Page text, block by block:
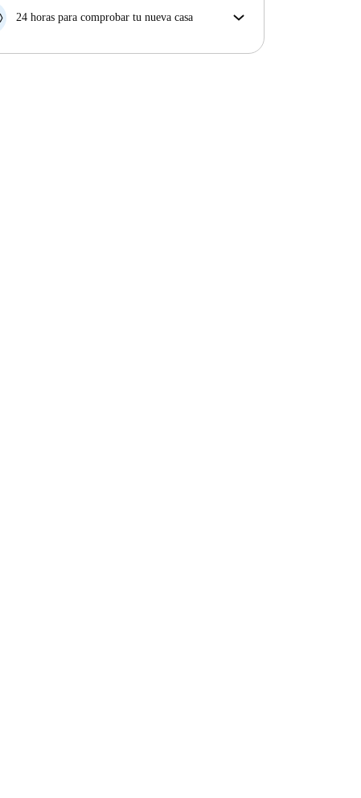
horas previas a la fecha de entrada, Spotahome A) te
el hotel hasta que encuentres nueva casa o B) te hará
24 horas para comprobar tu nueva casa